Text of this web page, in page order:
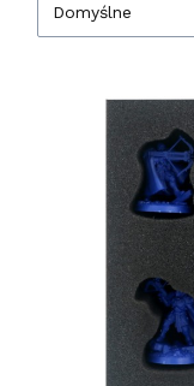
Domyślne